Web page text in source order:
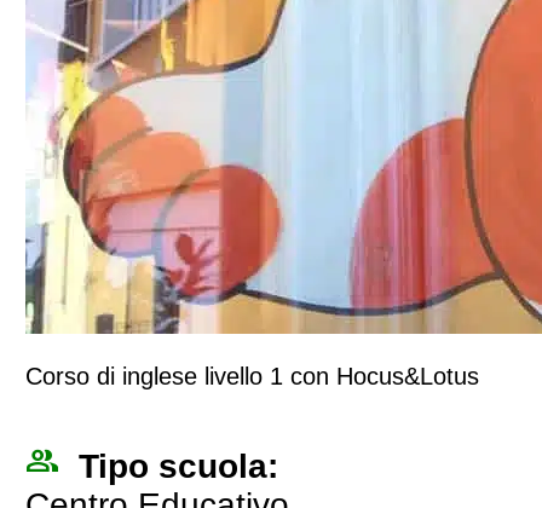
Corso di inglese livello 1 con Hocus&Lotus
people_outline Tipo scuola: